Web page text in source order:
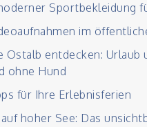
Sportbekleidung
im
Ostalb entdecken: Urlaub
ohne Hund
für Ihre Erlebnisferien
hoher See: Das